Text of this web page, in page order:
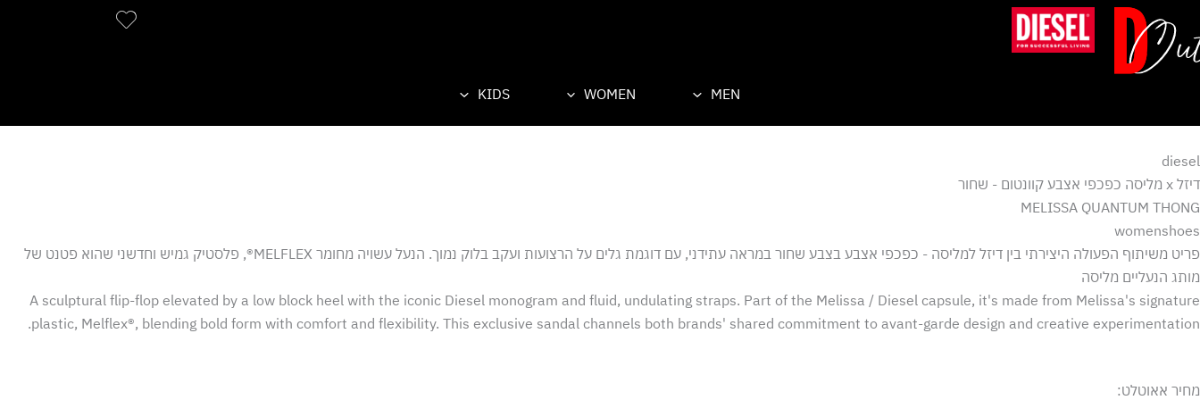
לתוכן
MEN
WOMEN
KIDS
diesel
דיזל x מליסה כפכפי אצבע קוונטום - שחור
MELISSA QUANTUM THONG
womenshoes
פריט משיתוף הפעולה היצירתי בין דיזל למליסה - כפכפי אצבע בצבע שחור במראה עתידני, עם דוגמת גלים על הרצועות ועקב בלוק נמוך. הנעל עשויה מחומר MELFLEX®, פלסטיק גמיש וחדשני שהוא פטנט של
מותג הנעליים מליסה
A sculptural flip-flop elevated by a low block heel with the iconic Diesel monogram and fluid, undulating straps. Part of the Melissa / Diesel capsule, it's made from Melissa's signature
plastic, Melflex®, blending bold form with comfort and flexibility. This exclusive sandal channels both brands' shared commitment to avant-garde design and creative experimentation.
מחיר אאוטלט: